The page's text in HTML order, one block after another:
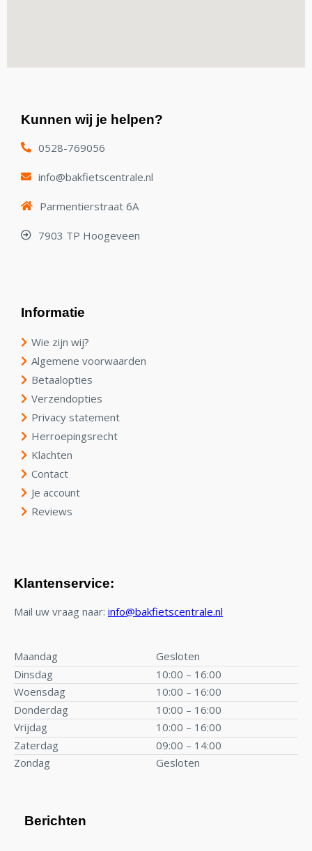
Kunnen wij je helpen?
0528-769056
info@bakfietscentrale.nl
Parmentierstraat 6A
7903 TP Hoogeveen
Informatie
Wie zijn wij?
Algemene voorwaarden
Betaalopties
Verzendopties
Privacy statement
Herroepingsrecht
Klachten
Contact
Je account
Reviews
Klantenservice:
Mail uw vraag naar: info@bakfietscentrale.nl
Maandag
Gesloten
Dinsdag
10:00 – 16:00
Woensdag
10:00 – 16:00
Donderdag
10:00 – 16:00
Vrijdag
10:00 – 16:00
Zaterdag
09:00 – 14:00
Zondag
Gesloten
Berichten